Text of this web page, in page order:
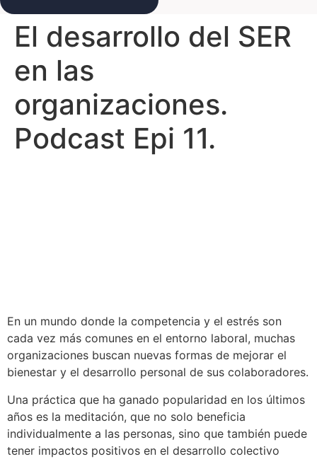
El desarrollo del SER
en las
organizaciones.
Podcast Epi 11.
En un mundo donde la competencia y el estrés son
cada vez más comunes en el entorno laboral, muchas
organizaciones buscan nuevas formas de mejorar el
bienestar y el desarrollo personal de sus colaboradores.
Una práctica que ha ganado popularidad en los últimos
años es la meditación, que no solo beneficia
individualmente a las personas, sino que también puede
tener impactos positivos en el desarrollo colectivo